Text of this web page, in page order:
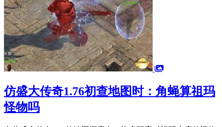
仿盛大传奇1.76初查地图时：角蝇算祖玛
怪物吗